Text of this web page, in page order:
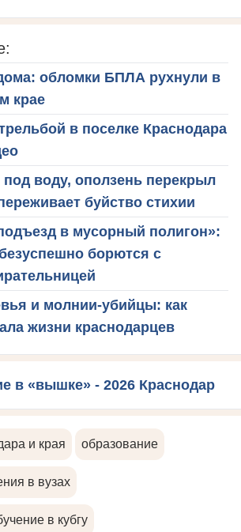
обломки БПЛА рухнули в
крае
в поселке Краснодара
воду, оползень перекрыл
буйство стихии
в мусорный полигон»:
борются с
и молнии-убийцы: как
жизни краснодарцев
в «вышке» - 2026 Краснодар
и края образование
в вузах
в кубгу